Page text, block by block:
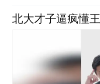
北大才子逼疯懂王